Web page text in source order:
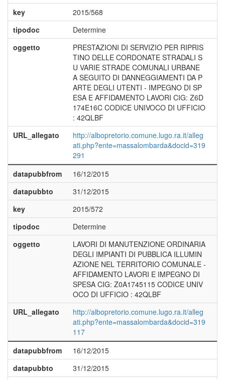
key
2015/568
tipodoc
Determine
oggetto
PRESTAZIONI DI SERVIZIO PER RIPRIS
TINO DELLE CORDONATE STRADALI S
U VARIE STRADE COMUNALI URBANE
A SEGUITO DI DANNEGGIAMENTI DA P
ARTE DEGLI UTENTI - IMPEGNO DI SP
ESA E AFFIDAMENTO LAVORI CIG: Z6D
174E16C CODICE UNIVOCO DI UFFICIO
: 42QLBF
URL_allegato
http://albopretorio.comune.lugo.ra.it/alleg
ati.php?ente=massalombarda&docid=319
291
datapubbfrom
16/12/2015
datapubbto
31/12/2015
key
2015/572
tipodoc
Determine
oggetto
LAVORI DI MANUTENZIONE ORDINARIA
DEGLI IMPIANTI DI PUBBLICA ILLUMIN
AZIONE NEL TERRITORIO COMUNALE -
AFFIDAMENTO LAVORI E IMPEGNO DI
SPESA CIG: Z0A1745115 CODICE UNIV
OCO DI UFFICIO : 42QLBF
URL_allegato
http://albopretorio.comune.lugo.ra.it/alleg
ati.php?ente=massalombarda&docid=319
117
datapubbfrom
16/12/2015
datapubbto
31/12/2015